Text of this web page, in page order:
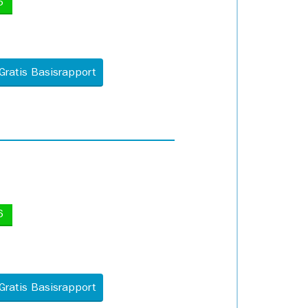
Basisrapport
Basisrapport